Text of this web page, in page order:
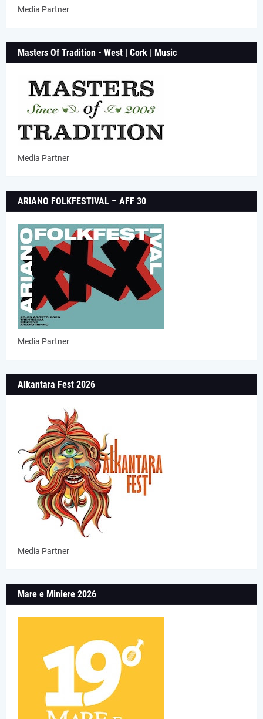
Media Partner
Masters Of Tradition - West | Cork | Music
Media Partner
ARIANO FOLKFESTIVAL – AFF 30
Media Partner
Alkantara Fest 2026
Media Partner
Mare e Miniere 2026